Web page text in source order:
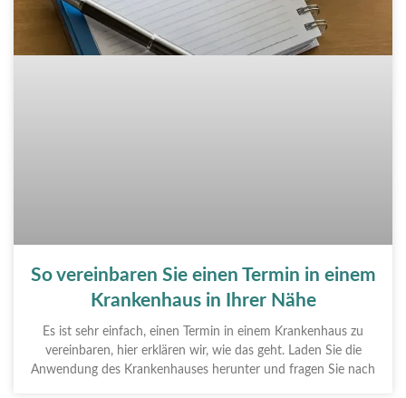
So vereinbaren Sie einen Termin in einem
Krankenhaus in Ihrer Nähe
Es ist sehr einfach, einen Termin in einem Krankenhaus zu
vereinbaren, hier erklären wir, wie das geht. Laden Sie die
Anwendung des Krankenhauses herunter und fragen Sie nach